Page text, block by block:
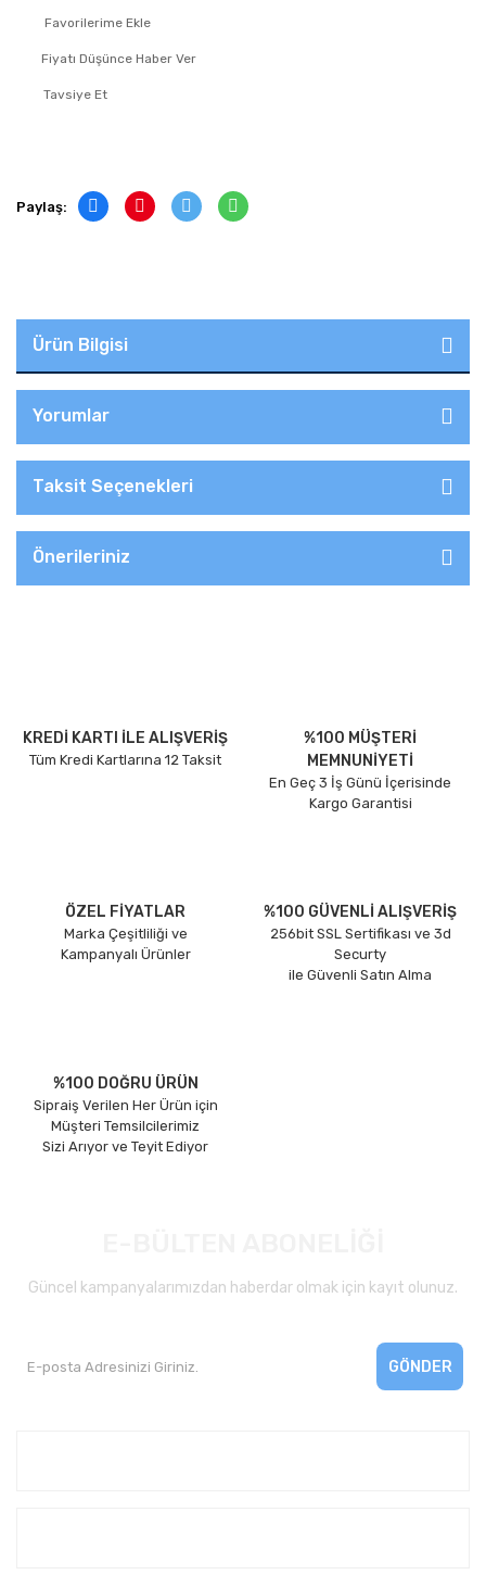
Fiyatı Düşünce Haber Ver
Tavsiye Et
Paylaş:
Ürün Bilgisi
Yorumlar
Taksit Seçenekleri
Önerileriniz
KREDİ KARTI İLE ALIŞVERİŞ
Tüm Kredi Kartlarına 12 Taksit
%100 MÜŞTERİ
MEMNUNİYETİ
En Geç 3 İş Günü İçerisinde
Kargo Garantisi
ÖZEL FİYATLAR
Marka Çeşitliliği ve
Kampanyalı Ürünler
%100 GÜVENLİ ALIŞVERİŞ
256bit SSL Sertifikası ve 3d
Securty
ile Güvenli Satın Alma
%100 DOĞRU ÜRÜN
Sipraiş Verilen Her Ürün için
Müşteri Temsilcilerimiz
Sizi Arıyor ve Teyit Ediyor
Güncel kampanyalarımızdan haberdar olmak için kayıt olunuz.
GÖNDER